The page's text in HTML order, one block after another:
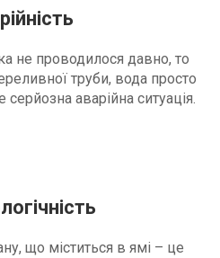
не проводилося давно, то
труби, вода просто
аварійна ситуація.
що міститься в ямі – це